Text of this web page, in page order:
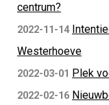
centrum?
2022-11-14
Westerhoeve
2022-03-01 Plek
2022-02-16